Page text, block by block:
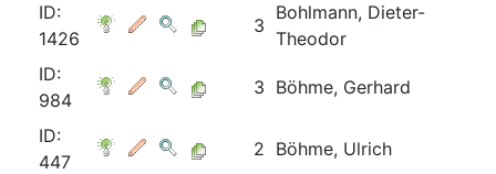
ID:
1426
3
Bohlmann, Dieter-
Theodor
ID:
984
3 Böhme, Gerhard
ID:
447
2 Böhme, Ulrich